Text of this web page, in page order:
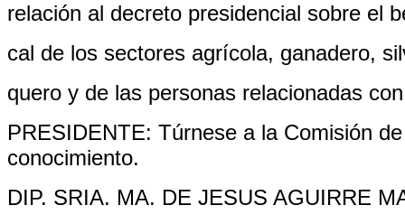
relación al decreto presidencial sobre el
cal de los sectores agrícola, ganadero,
quero y de las personas relacionadas
PRESIDENTE: Túrnese a la Comisión
conocimiento.
DIP. SRIA. MA. DE JESUS AGUIRRE